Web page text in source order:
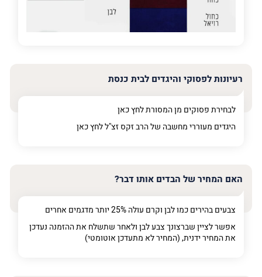
רעיונות לפסוקי והיגדים לבית כנסת
לבחירת פסוקים מן המסורת לחץכאן
היגדים מעוררי מחשבה של הרב זקס זצ"ל לחץכאן
האם המחיר של הבדים אותו דבר?
צבעים בהירים כמו לבן וקרם עולה 25% יותר מדגמים אחרים
אפשר לציין שברצונך צבע לבן ולאחר שתשלח את ההזמנה נעדכן
את המחיר ידנית, (המחיר לא מתעדכן אוטומטי)